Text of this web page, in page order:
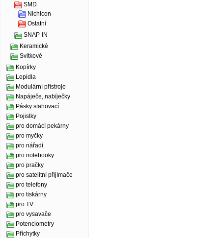
SMD
Nichicon
Ostatní
SNAP-IN
Keramické
Svitkové
Kopírky
Lepidla
Modulární přístroje
Napáječe, nabíječky
Pásky stahovací
Pojistky
pro domácí pekárny
pro myčky
pro nářadí
pro notebooky
pro pračky
pro satelitní přijímače
pro telefony
pro tiskárny
pro TV
pro vysavače
Potenciometry
Příchytky